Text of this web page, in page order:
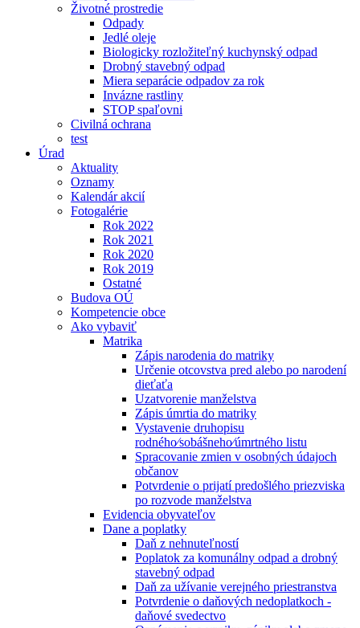
Životné prostredie
Odpady
Jedlé oleje
Biologicky rozložiteľný kuchynský odpad
Drobný stavebný odpad
Miera separácie odpadov za rok
Invázne rastliny
STOP spaľovni
Civilná ochrana
test
Úrad
Aktuality
Oznamy
Kalendár akcií
Fotogalérie
Rok 2022
Rok 2021
Rok 2020
Rok 2019
Ostatné
Budova OÚ
Kompetencie obce
Ako vybaviť
Matrika
Zápis narodenia do matriky
Určenie otcovstva pred alebo po narodení
dieťaťa
Uzatvorenie manželstva
Zápis úmrtia do matriky
Vystavenie druhopisu
rodného⁄sobášneho⁄úmrtného listu
Spracovanie zmien v osobných údajoch
občanov
Potvrdenie o prijatí predošlého priezviska
po rozvode manželstva
Evidencia obyvateľov
Dane a poplatky
Daň z nehnuteľností
Poplatok za komunálny odpad a drobný
stavebný odpad
Daň za užívanie verejného priestranstva
Potvrdenie o daňových nedoplatkoch -
daňové svedectvo